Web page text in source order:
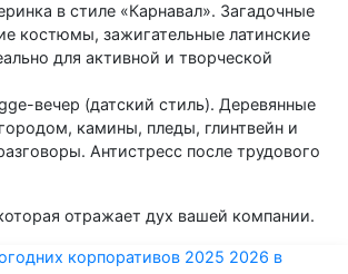
в стиле «Карнавал». Загадочные
костюмы, зажигательные латинские
для активной и творческой
вечер (датский стиль). Деревянные
камины, пледы, глинтвейн и
Антистресс после трудового
отражает дух вашей компании.